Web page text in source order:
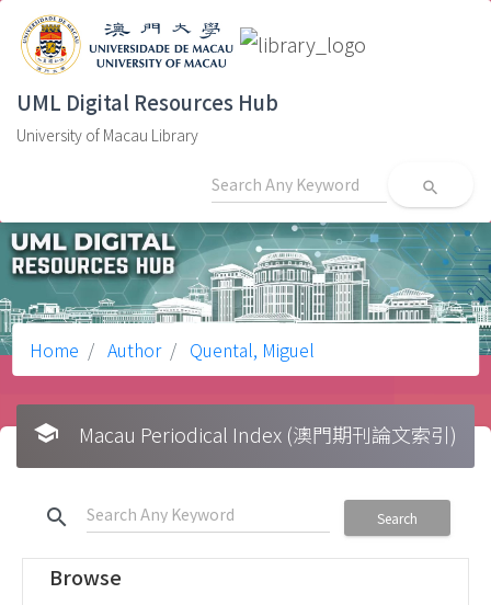
UML Digital Resources Hub
University of Macau Library
search
Home Author Quental, Miguel
school Macau Periodical Index (澳門期刊論文索引)
search Search
Browse